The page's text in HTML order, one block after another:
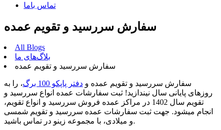
تماس باما
سفارش سررسید و تقویم عمده
All Blogs
بلاگ‌های ما
سفارش سررسید و تقویم عمده
سفارش سررسید و تقویم عمده و دفتر پاپکو 100 برگ
، را به
روزهای پایانی سال نیندازید! ثبت سفارشات عمده انواع سررسید و
تقویم سال 1402 در مراکز عمده فروش سررسید و انواع تقویم،
انجام میشود. جهت ثبت سفارشات عمده سررسید و تقویم شمسی
و میلادی، با مجموعه زینو در تماس باشید.